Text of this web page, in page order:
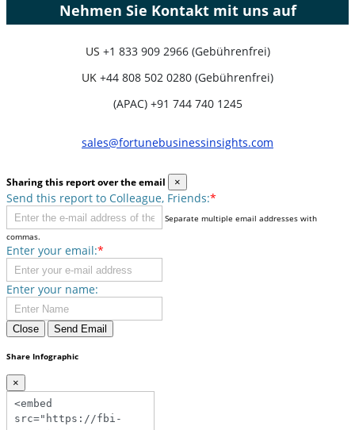
Nehmen Sie Kontakt mit uns auf
US +1 833 909 2966 (Gebührenfrei)
UK +44 808 502 0280 (Gebührenfrei)
(APAC) +91 744 740 1245
sales@fortunebusinessinsights.com
Sharing this report over the email ×
Send this report to Colleague, Friends:*
Separate multiple email addresses with
commas.
Enter your email:*
Enter your name:
Close Send Email
Share Infographic
×